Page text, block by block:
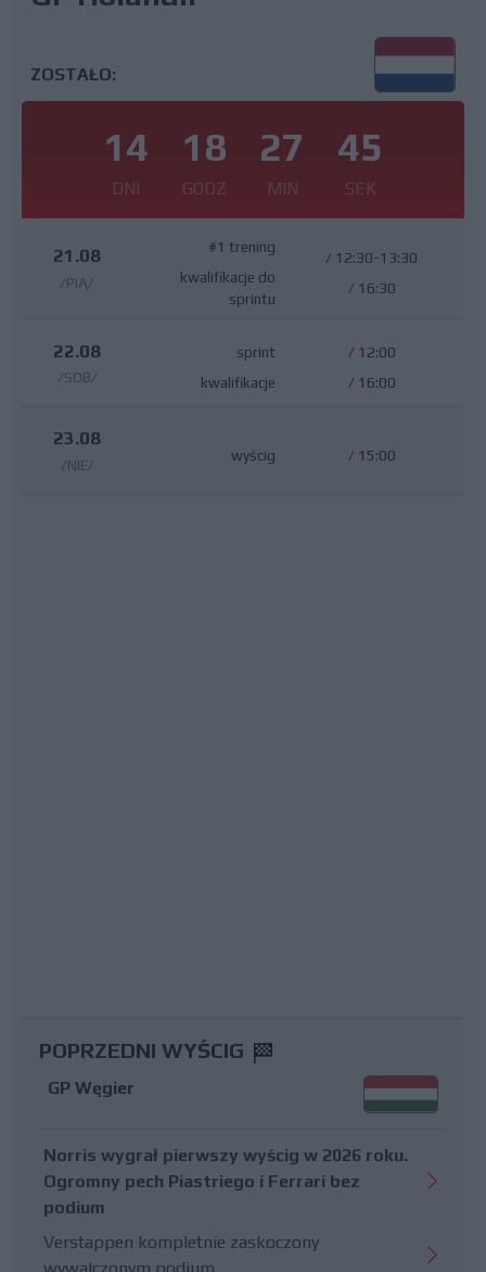
ZOSTAŁO:
14
DNI
18
GODZ
27
MIN
44
SEK
21.08
/PIĄ/
#1 trening
kwalifikacje do
sprintu
/ 12:30-13:30
/ 16:30
22.08
/SOB/
sprint
kwalifikacje
/ 12:00
/ 16:00
23.08
/NIE/
wyścig / 15:00
POPRZEDNI WYŚCIG
GP Węgier
Norris wygrał pierwszy wyścig w 2026 roku.
Ogromny pech Piastriego i Ferrari bez
podium
Verstappen kompletnie zaskoczony
wywalczonym podium